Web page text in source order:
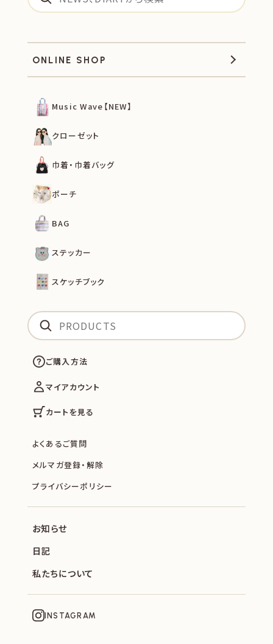
ONLINE SHOP
Music Wave【NEW】
クローゼット
巾着・巾着バッグ
ポーチ
BAG
ステッカー
スケッチブック
ご購入方法
マイアカウント
カートを見る
よくあるご質問
メルマガ登録・解除
プライバシーポリシー
お知らせ
日記
私たちについて
INSTAGRAM